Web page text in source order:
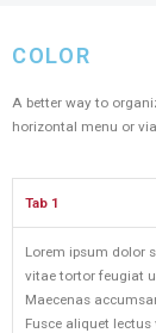
COLOR
A better way to
horizontal menu or
Tab 1
Lorem ipsum dolor
vitae tortor feugiat
Maecenas
Fusce aliquet